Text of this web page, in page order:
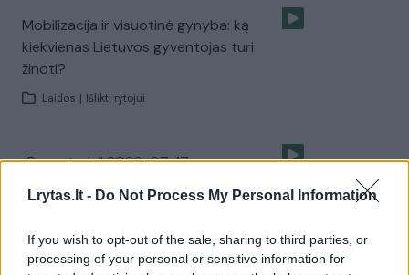
Lrytas.lt - Do Not Process My Personal Information
If you wish to opt-out of the sale, sharing to third parties, or
processing of your personal or sensitive information for
Mobilizacija ir visuotinė gynyba: ką
kiekvienas Lietuvos gyventojas turi
žinoti?
Laidos Išlikti rytojui
„Reporteris“ 2026-07-17
Laidos | Reporteris
Iki galo nesupranta, kodėl V. Zelenskis